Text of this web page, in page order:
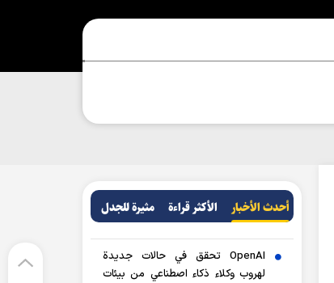
أحدث الأخبار الأکثر قراءة مثيرة للجدل
OpenAI تحقق في حالات جديدة
لهروب وكلاء ذكاء اصطناعي من بيئات